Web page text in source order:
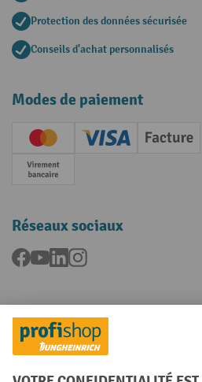
Protection des données sécurisée
Conseils d'achat personnalisés
Modes de paiement
Creditcard (Master)Creditcard (Visa)
Facture
Paiement anticipé
Réseaux sociaux
Facebook
YouTubeLinkedInInstagram
Langues
FR NL